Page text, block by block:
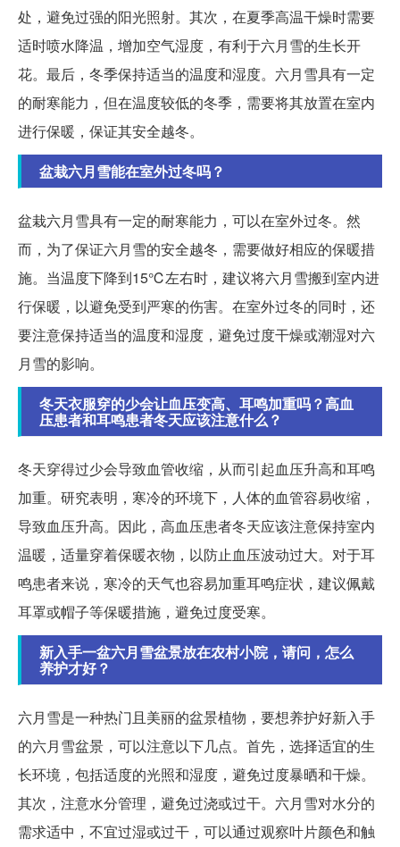
处，避免过强的阳光照射。其次，在夏季高温干燥时需要
适时喷水降温，增加空气湿度，有利于六月雪的生长开
花。最后，冬季保持适当的温度和湿度。六月雪具有一定
的耐寒能力，但在温度较低的冬季，需要将其放置在室内
进行保暖，保证其安全越冬。
盆栽六月雪能在室外过冬吗？
盆栽六月雪具有一定的耐寒能力，可以在室外过冬。然
而，为了保证六月雪的安全越冬，需要做好相应的保暖措
施。当温度下降到15℃左右时，建议将六月雪搬到室内进
行保暖，以避免受到严寒的伤害。在室外过冬的同时，还
要注意保持适当的温度和湿度，避免过度干燥或潮湿对六
月雪的影响。
冬天衣服穿的少会让血压变高、耳鸣加重吗？高血
压患者和耳鸣患者冬天应该注意什么？
冬天穿得过少会导致血管收缩，从而引起血压升高和耳鸣
加重。研究表明，寒冷的环境下，人体的血管容易收缩，
导致血压升高。因此，高血压患者冬天应该注意保持室内
温暖，适量穿着保暖衣物，以防止血压波动过大。对于耳
鸣患者来说，寒冷的天气也容易加重耳鸣症状，建议佩戴
耳罩或帽子等保暖措施，避免过度受寒。
新入手一盆六月雪盆景放在农村小院，请问，怎么
养护才好？
六月雪是一种热门且美丽的盆景植物，要想养护好新入手
的六月雪盆景，可以注意以下几点。首先，选择适宜的生
长环境，包括适度的光照和湿度，避免过度暴晒和干燥。
其次，注意水分管理，避免过浇或过干。六月雪对水分的
需求适中，不宜过湿或过干，可以通过观察叶片颜色和触